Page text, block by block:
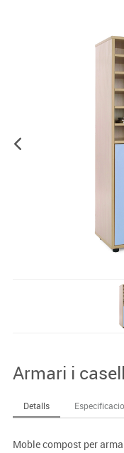
Armari i
Detalls
Moble compost per